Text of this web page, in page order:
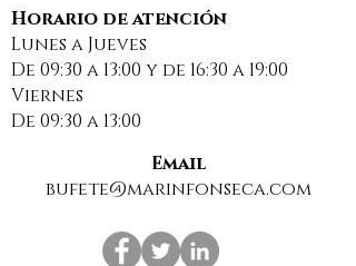
comunidad de
propietarios por
usar una web
insegura para
compartir datos
personales
Horario de atención
Lunes a Jueves
De 09:30 a 13:00 y de 16:30 a 19:00
Viernes
De 09:30 a 13:00
Email
bufete@marinfonseca.com